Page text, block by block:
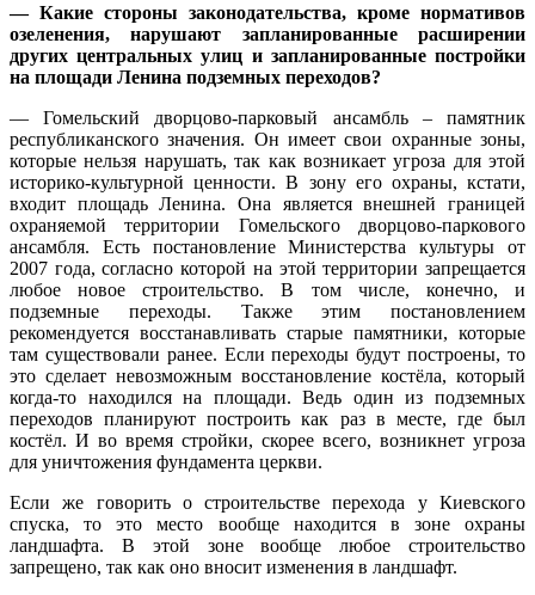
— Какие стороны законодательства, кроме нормативов
озеленения, нарушают запланированные расширении
других центральных улиц и запланированные постройки
на площади Ленина подземных переходов?
— Гомельский дворцово-парковый ансамбль – памятник
республиканского значения. Он имеет свои охранные зоны,
которые нельзя нарушать, так как возникает угроза для этой
историко-культурной ценности. В зону его охраны, кстати,
входит площадь Ленина. Она является внешней границей
охраняемой территории Гомельского дворцово-паркового
ансамбля. Есть постановление Министерства культуры от
2007 года, согласно которой на этой территории запрещается
любое новое строительство. В том числе, конечно, и
подземные переходы. Также этим постановлением
рекомендуется восстанавливать старые памятники, которые
там существовали ранее. Если переходы будут построены, то
это сделает невозможным восстановление костёла, который
когда-то находился на площади. Ведь один из подземных
переходов планируют построить как раз в месте, где был
костёл. И во время стройки, скорее всего, возникнет угроза
для уничтожения фундамента церкви.
Если же говорить о строительстве перехода у Киевского
спуска, то это место вообще находится в зоне охраны
ландшафта. В этой зоне вообще любое строительство
запрещено, так как оно вносит изменения в ландшафт.